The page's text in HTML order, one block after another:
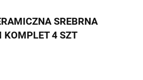
SREBRNA
KOMPLET 4 SZT